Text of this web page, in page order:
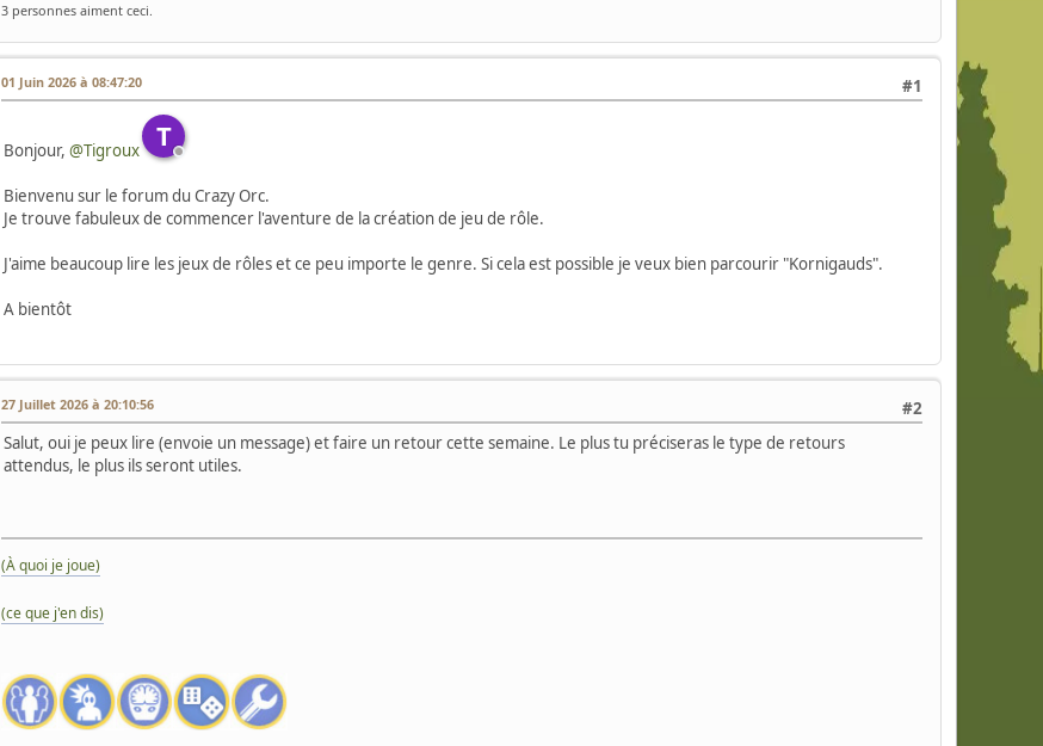
3 personnes aiment ceci.
#1
01 Juin 2026 à 08:47:20
Bonjour, @Tigroux T
Bienvenu sur le forum du Crazy Orc.
Je trouve fabuleux de commencer l'aventure de la création de jeu de rôle.
J'aime beaucoup lire les jeux de rôles et ce peu importe le genre. Si cela est possible je veux bien parcourir "Kornigauds".
A bientôt
#2
27 Juillet 2026 à 20:10:56
Salut, oui je peux lire (envoie un message) et faire un retour cette semaine. Le plus tu préciseras le type de retours
attendus, le plus ils seront utiles.
(À quoi je joue)
(ce que j'en dis)